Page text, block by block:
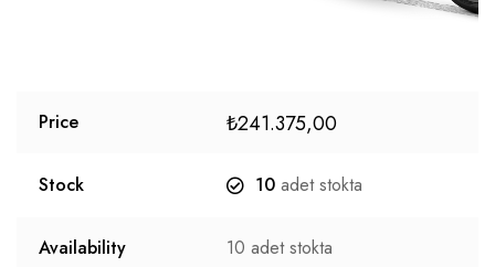
Price ₺241.375,00
Stock 10 adet stokta
Availability 10 adet stokta